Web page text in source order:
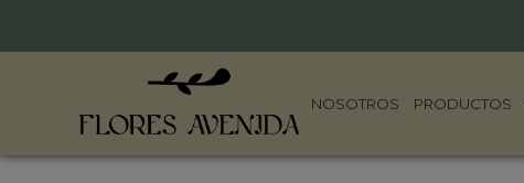
NOSOTROS PRODUCTOS